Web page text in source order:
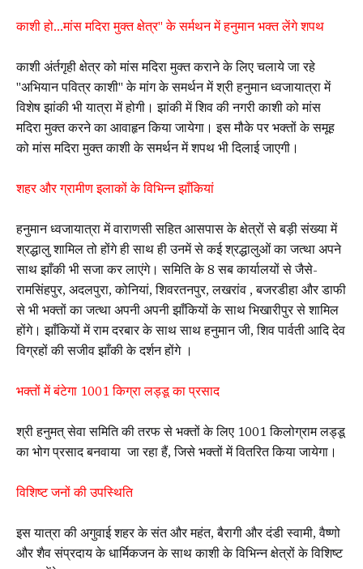
काशी हो...मांस मदिरा मुक्त क्षेत्र" के सर्मथन में हनुमान भक्त लेंगे शपथ
काशी अंर्तगृही क्षेत्र को मांस मदिरा मुक्त कराने के लिए चलाये जा रहे
"अभियान पवित्र काशी" के मांग के समर्थन में श्री हनुमान ध्वजायात्रा में
विशेष झांकी भी यात्रा में होगी। झांकी में शिव की नगरी काशी को मांस
मदिरा मुक्त करने का आवाहृन किया जायेगा। इस मौके पर भक्तों के समूह
को मांस मदिरा मुक्त काशी के समर्थन में शपथ भी दिलाई जाएगी।
शहर और ग्रामीण इलाकों के विभिन्न झाँकियां
हनुमान ध्वजायात्रा में वाराणसी सहित आसपास के क्षेत्रों से बड़ी संख्या में
श्रद्धालु शामिल तो होंगे ही साथ ही उनमें से कई श्रद्धालुओं का जत्था अपने
साथ झाँकी भी सजा कर लाएंगे। समिति के 8 सब कार्यालयों से जैसे-
रामसिंहपुर, अदलपुरा, कोनियां, शिवरतनपुर, लखरांव , बजरडीहा और डाफी
से भी भक्तों का जत्था अपनी अपनी झाँकियों के साथ भिखारीपुर से शामिल
होंगे। झाँकियों में राम दरबार के साथ साथ हनुमान जी, शिव पार्वती आदि देव
विग्रहों की सजीव झाँकी के दर्शन होंगे ।
भक्तों में बंटेगा 1001 किग्रा लड्डू का प्रसाद
श्री हनुमत् सेवा समिति की तरफ से भक्तों के लिए 1001 किलोग्राम लड्डू
का भोग प्रसाद बनवाया जा रहा हैं, जिसे भक्तों में वितरित किया जायेगा।
विशिष्ट जनों की उपस्थिति
इस यात्रा की अगुवाई शहर के संत और महंत, बैरागी और दंडी स्वामी, वैष्णो
और शैव संप्रदाय के धार्मिकजन के साथ काशी के विभिन्न क्षेत्रों के विशिष्ट